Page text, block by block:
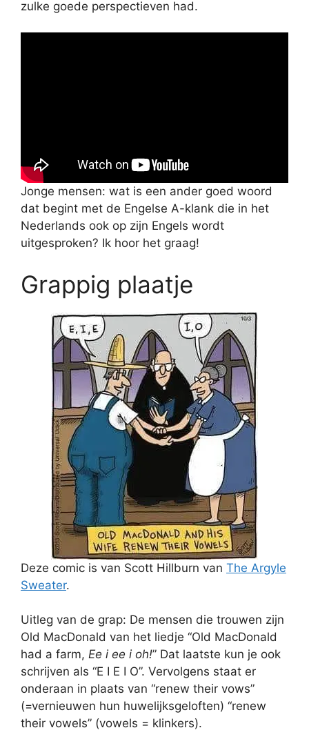
zulke goede perspectieven had.
Jonge mensen: wat is een ander goed woord
dat begint met de Engelse A-klank die in het
Nederlands ook op zijn Engels wordt
uitgesproken? Ik hoor het graag!
Grappig plaatje
Deze comic is van Scott Hillburn van The Argyle
Sweater.
Uitleg van de grap: De mensen die trouwen zijn
Old MacDonald van het liedje “Old MacDonald
had a farm, Ee i ee i oh!” Dat laatste kun je ook
schrijven als “E I E I O”. Vervolgens staat er
onderaan in plaats van “renew their vows”
(=vernieuwen hun huwelijksgeloften) “renew
their vowels” (vowels = klinkers).